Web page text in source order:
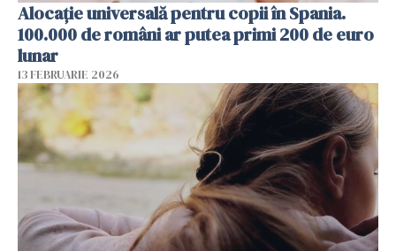
Alocație universală pentru copii în Spania.
100.000 de români ar putea primi 200 de euro
lunar
13 FEBRUARIE 2026